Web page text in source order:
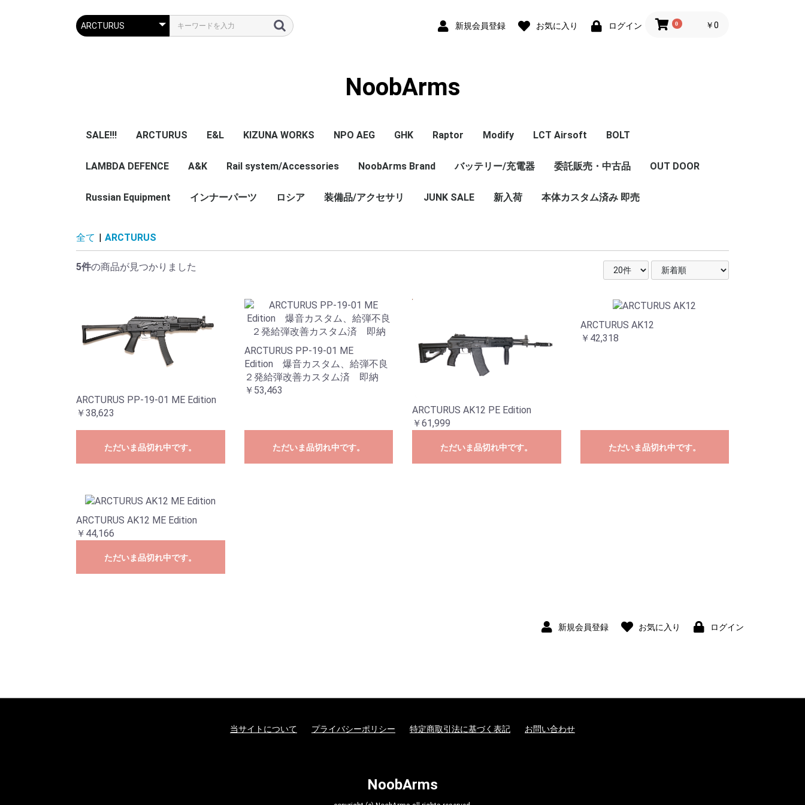
新規会員登録 お気に入り ログイン 0 ￥0
NoobArms
SALE!!! ARCTURUS
マガジン
エアガン本体
E&L
パーツ
マガジン
エアガン本体
KIZUNA WORKS
GBB PISTOL本体
レール/アクセサリー
マガジン
アクセサリー
NPO AEG
NPO内部カスタム
エアガン本体
マガジン
パーツ
その他
GHK
GHK GBB 本体
CO2マガジン
パーツ
Raptor
エアガン本体
パーツ
Modify
エアガン本体
マガジン
パーツ
LCT Airsoft
エアガン本体
フロントキット
コンバージョンキット
マガジン
Z Series Parts
ハンドガード/グリッ
ストック
セット
ハンドガード/レイル
グリップ
フロント周辺パーツ
レシーバー周辺パーツ
インナーパーツ
LCT 限定商品
内部カスタム
BOLT
LAMBDA DEFENCE A&K
エアガン本体
エアガン本体
パーツ
Rail system/Accessories
KIZUNA WORKS
TWI
NB
ZENITCO
TM ZENITCO
CORE Airsoft
ASURA DYNAMICS
5ku
NoobArms Brand
Original sticker
Original item
Vintage・Weathering
AK Custom
バッテリー/充電器 委託販売・中古品 OUT DOOR
Russian Equipment
Pouch
加工済
用加工済
インナーパーツ ロシア 装備品/アクセサリ JUNK SALE 新入荷 本体カスタム済み 即売
全て | ARCTURUS
5件の商品が見つかりました
ARCTURUS PP-19-01 ME Edition
￥38,623
ただいま品切れ中です。
ARCTURUS PP-19-01 ME
Edition 爆音カスタム、給弾不良
２発給弾改善カスタム済 即納
￥53,463
ただいま品切れ中です。
ARCTURUS AK12 PE Edition
￥61,999
ただいま品切れ中です。
ARCTURUS AK12
￥42,318
ただいま品切れ中です。
ARCTURUS AK12 ME Edition
￥44,166
ただいま品切れ中です。
新規会員登録 お気に入り ログイン
当サイトについて プライバシーポリシー 特定商取引法に基づく表記 お問い合わせ
NoobArms